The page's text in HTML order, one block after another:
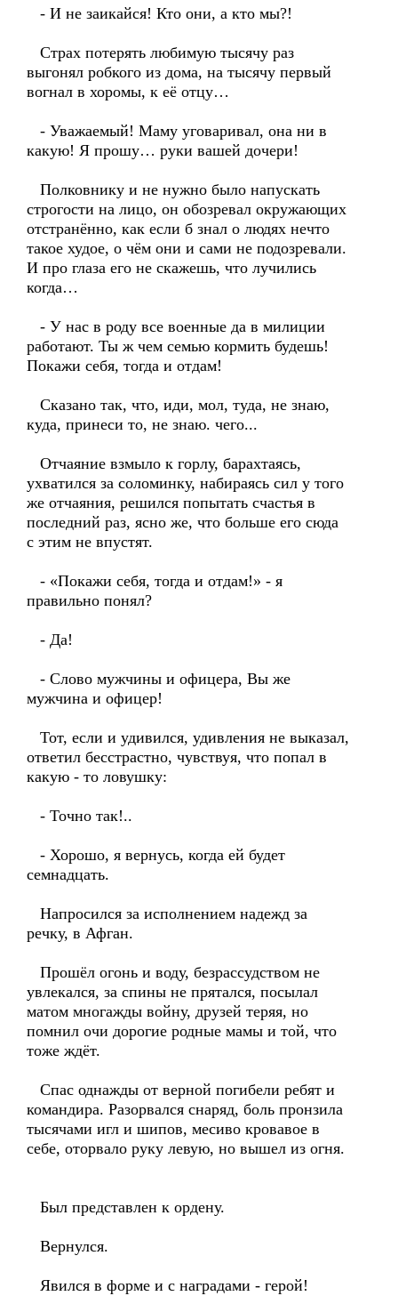
- И не заикайся! Кто они, а кто мы?!
Страх потерять любимую тысячу раз
выгонял робкого из дома, на тысячу первый
вогнал в хоромы, к её отцу…
- Уважаемый! Маму уговаривал, она ни в
какую! Я прошу… руки вашей дочери!
Полковнику и не нужно было напускать
строгости на лицо, он обозревал окружающих
отстранённо, как если б знал о людях нечто
такое худое, о чём они и сами не подозревали.
И про глаза его не скажешь, что лучились
когда…
- У нас в роду все военные да в милиции
работают. Ты ж чем семью кормить будешь!
Покажи себя, тогда и отдам!
Сказано так, что, иди, мол, туда, не знаю,
куда, принеси то, не знаю. чего...
Отчаяние взмыло к горлу, барахтаясь,
ухватился за соломинку, набираясь сил у того
же отчаяния, решился попытать счастья в
последний раз, ясно же, что больше его сюда
с этим не впустят.
- «Покажи себя, тогда и отдам!» - я
правильно понял?
- Да!
- Слово мужчины и офицера, Вы же
мужчина и офицер!
Тот, если и удивился, удивления не выказал,
ответил бесстрастно, чувствуя, что попал в
какую - то ловушку:
- Точно так!..
- Хорошо, я вернусь, когда ей будет
семнадцать.
Напросился за исполнением надежд за
речку, в Афган.
Прошёл огонь и воду, безрассудством не
увлекался, за спины не прятался, посылал
матом многажды войну, друзей теряя, но
помнил очи дорогие родные мамы и той, что
тоже ждёт.
Спас однажды от верной погибели ребят и
командира. Разорвался снаряд, боль пронзила
тысячами игл и шипов, месиво кровавое в
себе, оторвало руку левую, но вышел из огня.
Был представлен к ордену.
Вернулся.
Явился в форме и с наградами - герой!